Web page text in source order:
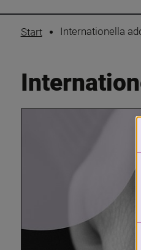
Start Internationella